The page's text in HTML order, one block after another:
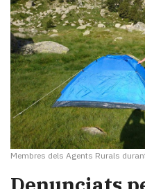
Membres dels Agents Rurals